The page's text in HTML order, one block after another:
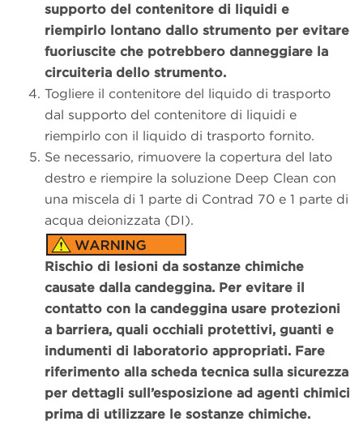
supporto del contenitore di liquidi e
riempirlo lontano dallo strumento per evitare
fuoriuscite che potrebbero danneggiare la
circuiteria dello strumento.
Togliere il contenitore del liquido di trasporto
dal supporto del contenitore di liquidi e
riempirlo con il liquido di trasporto fornito.
Se necessario, rimuovere la copertura del lato
destro e riempire la soluzione Deep Clean con
una miscela di 1 parte di Contrad 70 e 1 parte di
acqua deionizzata (DI).
Rischio di lesioni da sostanze chimiche
causate dalla candeggina. Per evitare il
contatto con la candeggina usare protezioni
a barriera, quali occhiali protettivi, guanti e
indumenti di laboratorio appropriati. Fare
riferimento alla scheda tecnica sulla sicurezza
per dettagli sull’esposizione ad agenti chimici
prima di utilizzare le sostanze chimiche.